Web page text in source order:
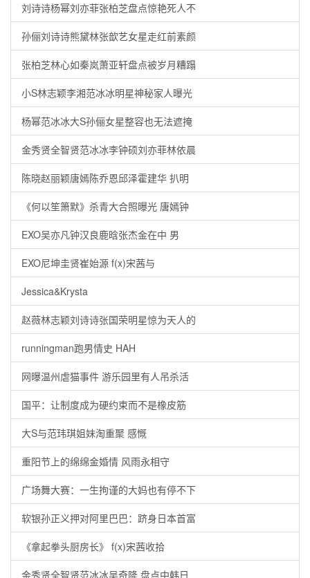
刘诗诗杨幂刘亦菲张柏芝盘点惊艳死人不
孙俪刘诗诗熊黛林张歆艺女星走红前素颜
张柏芝林心如秦岚萧亚轩盘点被岁月糟蹋
小S林志颖李湘范冰冰明星神秘家人曝光
杨幂范冰冰大S孙俪女星整容也无法遮掩
金秀贤全智贤范冰冰李钟硕刘亦菲林依晨
陈晓赵丽颖唐嫣陈乔恩邱泽霍建华 扒明
《何以笙箫默》杀青大合照曝光 唐嫣钟
EXO吴亦凡钟汉良鹿晗张杰金在中 男
EXO尼坤圭贤崔始源 f(x)宋茜与
Jessica&Krysta
赵薇林志颖刘诗诗张国荣明星惊为天人的
runningman跑男情史 HAH
网曝温州虐猫事件 游乐园里有人吊杀活
国平：让制度成为硬约束而不是橡皮筋
大S与范玮琪姐妹淘重聚 感慨
重阳节上的绵绵金婚情 风雨永相守
广场舞大赛：一生拘谨的大妈也有停不下
软银孙正义押对阿里巴巴：跻身日本首富
《拿起拳头厨房长》 f(x)宋茜收拾
金秀贤全智贤范冰冰吴奇隆 盘点中韩日